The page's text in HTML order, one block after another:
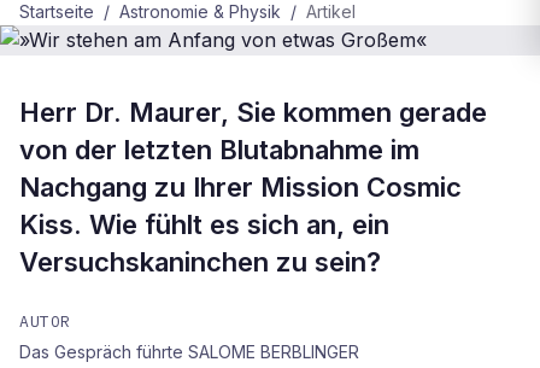
Startseite / Astronomie & Physik / Artikel
ASTRONOMIE & PHYSIK
»Wir stehen am Anfang von etwas
Großem«
Herr Dr. Maurer, Sie kommen gerade
von der letzten Blutabnahme im
Nachgang zu Ihrer Mission Cosmic
Kiss. Wie fühlt es sich an, ein
Versuchskaninchen zu sein?
AUTOR
Das Gespräch führte SALOME BERBLINGER